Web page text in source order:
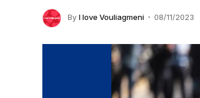
By I love Vouliagmeni 08/11/2023